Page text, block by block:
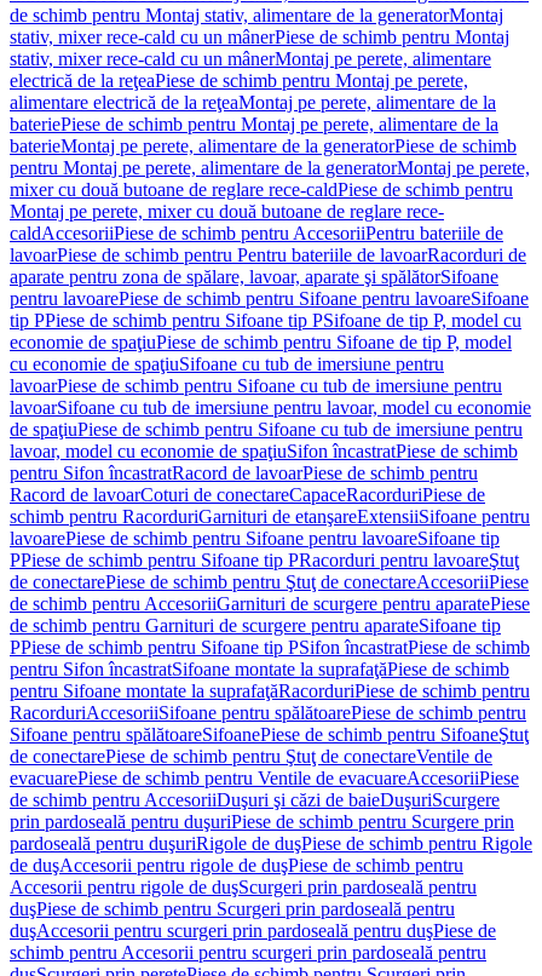
de schimb pentru Montaj stativ, alimentare de la generatorMontaj
stativ, mixer rece-cald cu un mânerPiese de schimb pentru Montaj
stativ, mixer rece-cald cu un mânerMontaj pe perete, alimentare
electrică de la reţeaPiese de schimb pentru Montaj pe perete,
alimentare electrică de la reţeaMontaj pe perete, alimentare de la
bateriePiese de schimb pentru Montaj pe perete, alimentare de la
baterieMontaj pe perete, alimentare de la generatorPiese de schimb
pentru Montaj pe perete, alimentare de la generatorMontaj pe perete,
mixer cu două butoane de reglare rece-caldPiese de schimb pentru
Montaj pe perete, mixer cu două butoane de reglare rece-
caldAccesoriiPiese de schimb pentru AccesoriiPentru bateriile de
lavoarPiese de schimb pentru Pentru bateriile de lavoarRacorduri de
aparate pentru zona de spălare, lavoar, aparate şi spălătorSifoane
pentru lavoarePiese de schimb pentru Sifoane pentru lavoareSifoane
tip PPiese de schimb pentru Sifoane tip PSifoane de tip P, model cu
economie de spaţiuPiese de schimb pentru Sifoane de tip P, model
cu economie de spaţiuSifoane cu tub de imersiune pentru
lavoarPiese de schimb pentru Sifoane cu tub de imersiune pentru
lavoarSifoane cu tub de imersiune pentru lavoar, model cu economie
de spaţiuPiese de schimb pentru Sifoane cu tub de imersiune pentru
lavoar, model cu economie de spaţiuSifon încastratPiese de schimb
pentru Sifon încastratRacord de lavoarPiese de schimb pentru
Racord de lavoarCoturi de conectareCapaceRacorduriPiese de
schimb pentru RacorduriGarnituri de etanşareExtensiiSifoane pentru
lavoarePiese de schimb pentru Sifoane pentru lavoareSifoane tip
PPiese de schimb pentru Sifoane tip PRacorduri pentru lavoareŞtuţ
de conectarePiese de schimb pentru Ştuţ de conectareAccesoriiPiese
de schimb pentru AccesoriiGarnituri de scurgere pentru aparatePiese
de schimb pentru Garnituri de scurgere pentru aparateSifoane tip
PPiese de schimb pentru Sifoane tip PSifon încastratPiese de schimb
pentru Sifon încastratSifoane montate la suprafaţăPiese de schimb
pentru Sifoane montate la suprafaţăRacorduriPiese de schimb pentru
RacorduriAccesoriiSifoane pentru spălătoarePiese de schimb pentru
Sifoane pentru spălătoareSifoanePiese de schimb pentru SifoaneŞtuţ
de conectarePiese de schimb pentru Ştuţ de conectareVentile de
evacuarePiese de schimb pentru Ventile de evacuareAccesoriiPiese
de schimb pentru AccesoriiDuşuri şi căzi de baieDuşuriScurgere
prin pardoseală pentru duşuriPiese de schimb pentru Scurgere prin
pardoseală pentru duşuriRigole de duşPiese de schimb pentru Rigole
de duşAccesorii pentru rigole de duşPiese de schimb pentru
Accesorii pentru rigole de duşScurgeri prin pardoseală pentru
duşPiese de schimb pentru Scurgeri prin pardoseală pentru
duşAccesorii pentru scurgeri prin pardoseală pentru duşPiese de
schimb pentru Accesorii pentru scurgeri prin pardoseală pentru